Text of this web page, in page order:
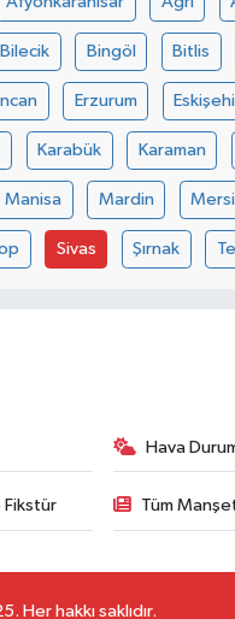
Bilecik Bingöl Bitlis
Erzurum
Karabük Karaman
Manisa Mardin
Sivas Şırnak
Hava
Fikstür Tüm
Her hakkı saklıdır.